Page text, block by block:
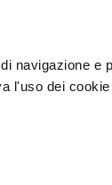
navigazione e
l'uso dei